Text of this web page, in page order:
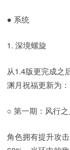
● 系统
1. 深境螺旋
从1.4版更完成之
渊月祝福更新为：
○ 第一期：风行之
角色拥有提升攻